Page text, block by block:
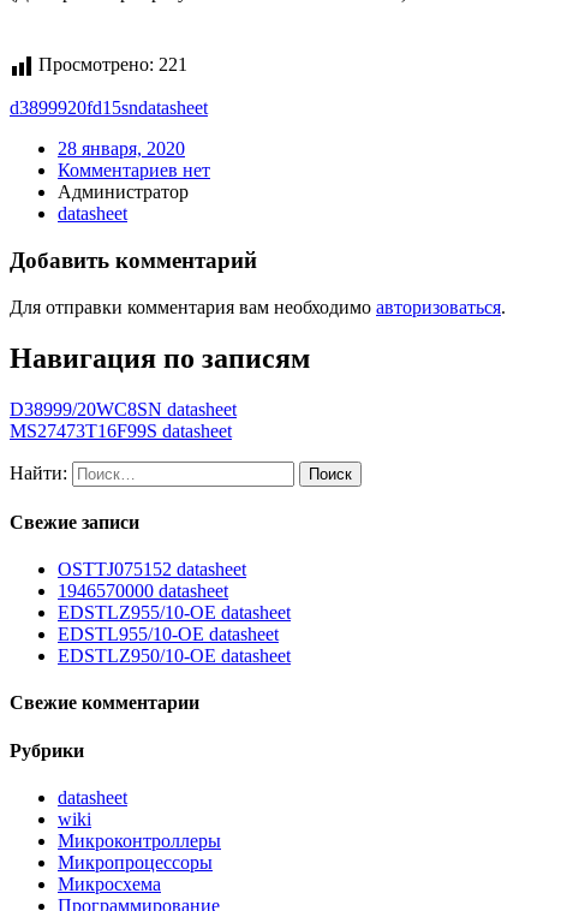
Просмотрено: 221
d3899920fd15sndatasheet
28 января, 2020
Комментариев нет
Администратор
datasheet
Добавить комментарий
Для отправки комментария вам необходимо авторизоваться.
Навигация по записям
D38999/20WC8SN datasheet
MS27473T16F99S datasheet
Найти:
Свежие записи
OSTTJ075152 datasheet
1946570000 datasheet
EDSTLZ955/10-OE datasheet
EDSTL955/10-OE datasheet
EDSTLZ950/10-OE datasheet
Свежие комментарии
Рубрики
datasheet
wiki
Микроконтроллеры
Микропроцессоры
Микросхема
Программирование